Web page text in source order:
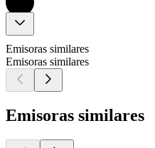
Emisoras similares
Emisoras similares
Emisoras similares